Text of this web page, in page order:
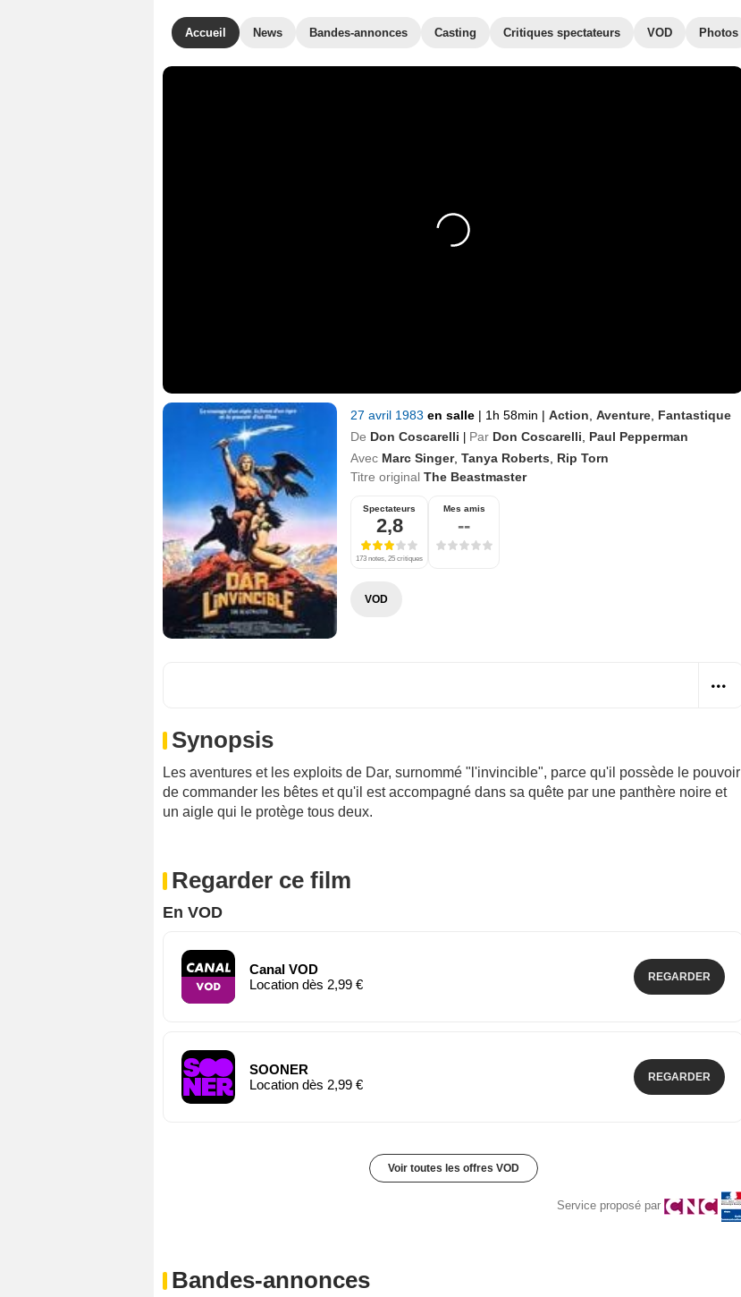
Accueil News Bandes-annonces Casting Critiques spectateurs VOD Photos
27 avril 1983 en salle | 1h 58min | Action Aventure Fantastique
De Don Coscarelli | Par Don Coscarelli
Paul Pepperman
Avec Marc Singer, Tanya Roberts
Rip Torn
Titre original The Beastmaster
Spectateurs
2,8
173 notes, 25 critiques
Mes amis
--
VOD
Synopsis
Les aventures et les exploits de Dar, surnommé "l'invincible", parce qu'il possède le pouvoir
de commander les bêtes et qu'il est accompagné dans sa quête par une panthère noire et
un aigle qui le protège tous deux.
Regarder ce film
En VOD
Canal VOD
Location dès 2,99 €
REGARDER
SOONER
Location dès 2,99 €
REGARDER
Voir toutes les offres VOD
Service proposé par
Bandes-annonces